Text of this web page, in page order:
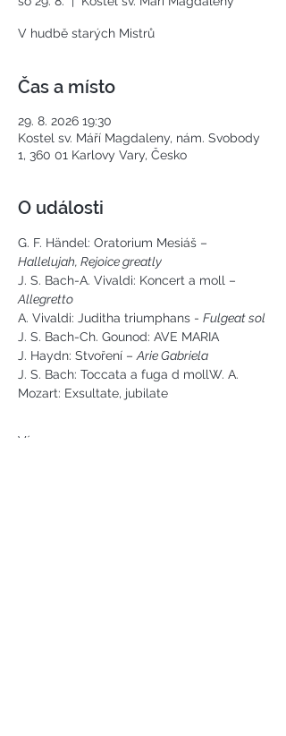
V hudbě starých Mistrů
Čas a místo
29. 8. 2026 19:30
Kostel sv. Máří Magdaleny, nám. Svobody
1, 360 01 Karlovy Vary, Česko
O události
G. F. Händel: Oratorium Mesiáš –
Hallelujah, Rejoice greatly
J. S. Bach-A. Vivaldi: Koncert a moll –
Allegretto
A. Vivaldi: Juditha triumphans - Fulgeat sol
J. S. Bach-Ch. Gounod: AVE MARIA
J. Haydn: Stvoření – Arie Gabriela
J. S. Bach: Toccata a fuga d mollW. A.
Mozart: Exsultate, jubilate
Více